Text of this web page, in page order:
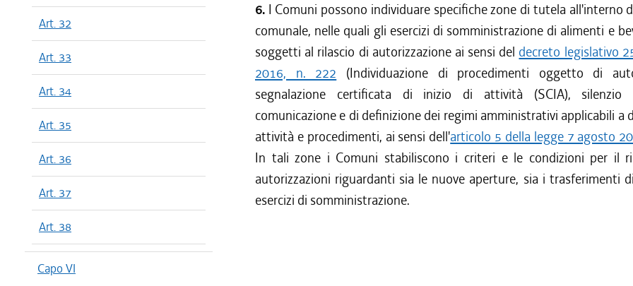
Art. 32
Art. 33
Art. 34
Art. 35
Art. 36
Art. 37
Art. 38
Capo VI
6. I Comuni possono individuare specifiche zone di tutela all'interno
comunale, nelle quali gli esercizi di somministrazione di alimenti e
soggetti al rilascio di autorizzazione ai sensi del decreto legislativo
2016, n. 222 (Individuazione di procedimenti oggetto di
segnalazione certificata di inizio di attività (SCIA), silenzio
comunicazione e di definizione dei regimi amministrativi applicabili a
attività e procedimenti, ai sensi dell'articolo 5 della legge 7 agosto
In tali zone i Comuni stabiliscono i criteri e le condizioni per il
autorizzazioni riguardanti sia le nuove aperture, sia i trasferimenti
esercizi di somministrazione.